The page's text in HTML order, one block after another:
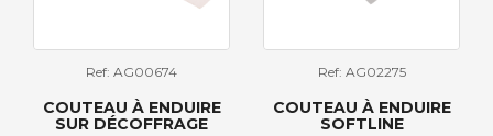
Ref: AG00674
COUTEAU À ENDUIRE
SUR DÉCOFFRAGE
Ref: AG02275
COUTEAU À ENDUIRE
SOFTLINE